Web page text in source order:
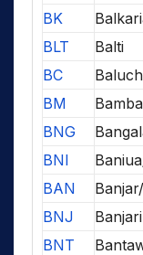
BK
BLT
Balti
BC
BM
BNG
BNI
BAN
BNJ
BNT